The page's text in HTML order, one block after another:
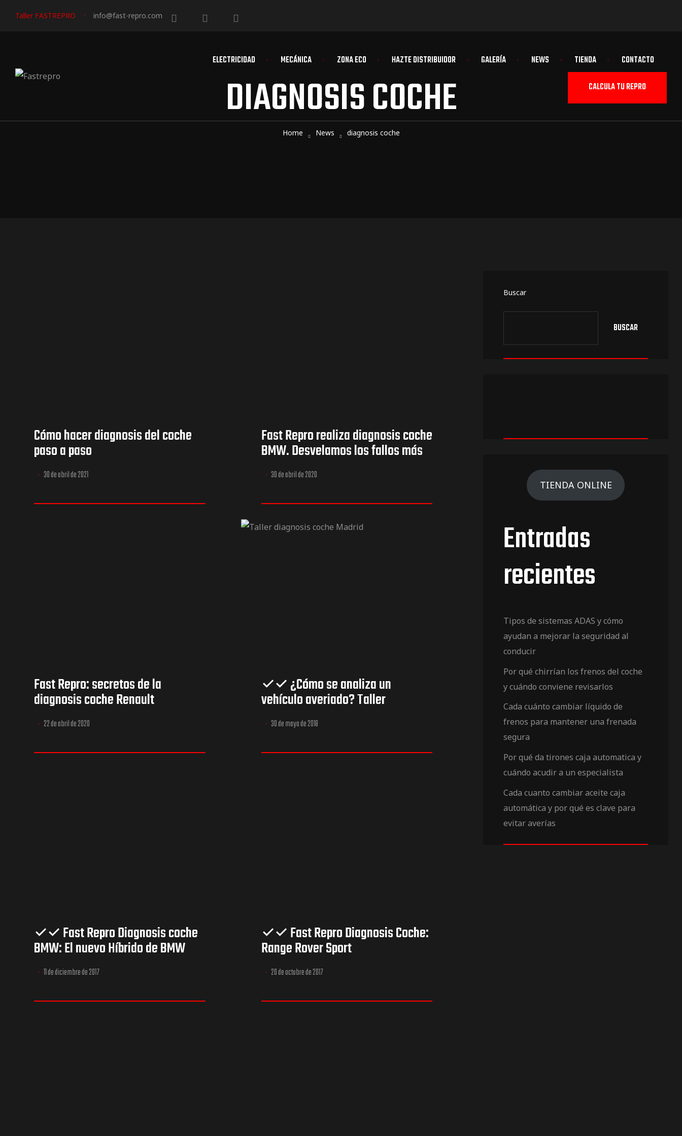
Taller FASTREPRO info@fast-repro.com
ELECTRICIDAD MECÁNICA ZONA ECO HAZTE DISTRIBUIDOR GALERÍA NEWS TIENDA CONTACTO
CALCULA TU REPRO
DIAGNOSIS COCHE
Home News diagnosis coche
Cómo hacer diagnosis del coche
paso a paso
30 de abril de 2021
Fast Repro realiza diagnosis coche
BMW. Desvelamos los fallos más
habituales.
30 de abril de 2020
Fast Repro: secretos de la
diagnosis coche Renault
22 de abril de 2020
✓✓ ¿Cómo se analiza un
vehículo averiado? Taller
diagnosis coche Madrid
30 de mayo de 2018
✓✓ Fast Repro Diagnosis coche
BMW: El nuevo Híbrido de BMW
11 de diciembre de 2017
✓✓ Fast Repro Diagnosis Coche:
Range Rover Sport
20 de octubre de 2017
Buscar
BUSCAR
TIENDA ONLINE
Entradas
recientes
Tipos de sistemas ADAS y cómo
ayudan a mejorar la seguridad al
conducir
Por qué chirrían los frenos del coche
y cuándo conviene revisarlos
Cada cuánto cambiar líquido de
frenos para mantener una frenada
segura
Por qué da tirones caja automatica y
cuándo acudir a un especialista
Cada cuanto cambiar aceite caja
automática y por qué es clave para
evitar averías